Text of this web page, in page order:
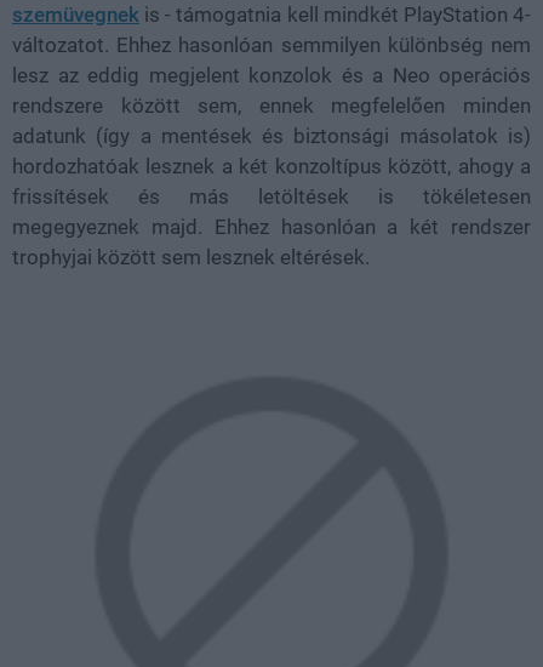
szemüvegnek is - támogatnia kell mindkét PlayStation 4-
változatot. Ehhez hasonlóan semmilyen különbség nem
lesz az eddig megjelent konzolok és a Neo operációs
rendszere között sem, ennek megfelelően minden
adatunk (így a mentések és biztonsági másolatok is)
hordozhatóak lesznek a két konzoltípus között, ahogy a
frissítések és más letöltések is tökéletesen
megegyeznek majd. Ehhez hasonlóan a két rendszer
trophyjai között sem lesznek eltérések.